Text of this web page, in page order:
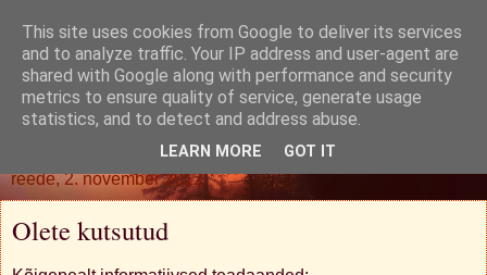
Oh. Jah. Muidugi.
reede, 2. november 2012
Olete kutsutud
This site uses cookies from Google to deliver its services
and to analyze traffic. Your IP address and user-agent are
shared with Google along with performance and security
metrics to ensure quality of service, generate usage
statistics, and to detect and address abuse.
LEARN MORE GOT IT